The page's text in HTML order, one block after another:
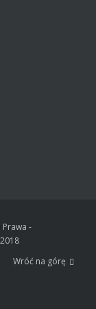
-
Wróć na górę